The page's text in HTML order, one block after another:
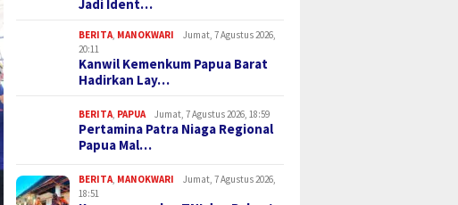
Jadi Ident…
BERITA, MANOKWARI
Jumat, 7 Agustus 2026,
20:11
Kanwil Kemenkum Papua Barat
Hadirkan Lay…
BERITA, PAPUA Jumat, 7 Agustus 2026, 18:59
Pertamina Patra Niaga Regional
Papua Mal…
BERITA, MANOKWARI
Jumat, 7 Agustus 2026,
18:51